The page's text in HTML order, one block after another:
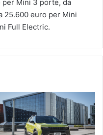
per Mini 3 porte, da
25.600 euro per Mini
Full Electric.